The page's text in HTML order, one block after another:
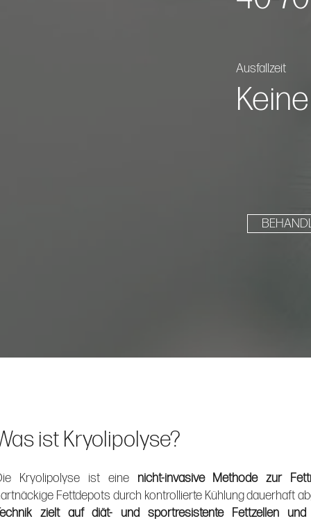
Ausfallzeit
Keine
ist Kryolipolyse?
Kryolipolyse ist eine nicht-invasive Methode zur
Fettdepots durch kontrollierte Kühlung dauerhaft
zielt auf diät- und sportresistente Fettzellen